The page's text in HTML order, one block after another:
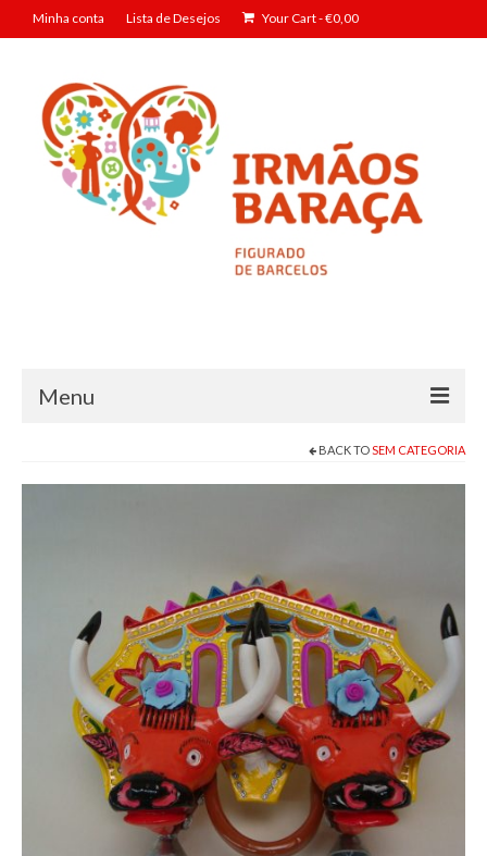
Minha conta Lista de Desejos Your Cart-€0,00
Menu
Loja Online
BACK TOSEM CATEGORIA